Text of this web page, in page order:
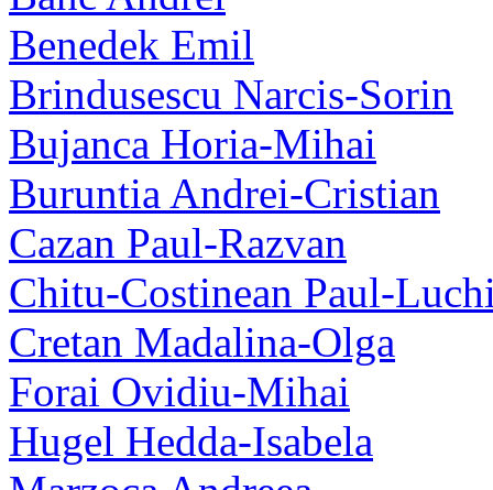
Benedek Emil
Brindusescu Narcis-Sorin
Bujanca Horia-Mihai
Buruntia Andrei-Cristian
Cazan Paul-Razvan
Chitu-Costinean Paul-
Cretan Madalina-Olga
Forai Ovidiu-Mihai
Hugel Hedda-Isabela